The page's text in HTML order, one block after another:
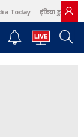
Today इंडिया टुडे हिंदी